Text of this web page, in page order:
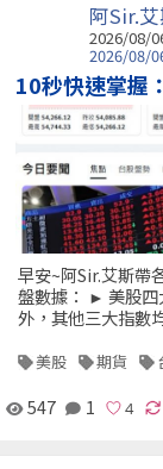
阿Sir.
2026/08/
2026/08/
10秒快速掌握
早安~阿Sir.艾斯帶
盤數據： ► 美股
外，其他三大指數
美股 期貨
547 1